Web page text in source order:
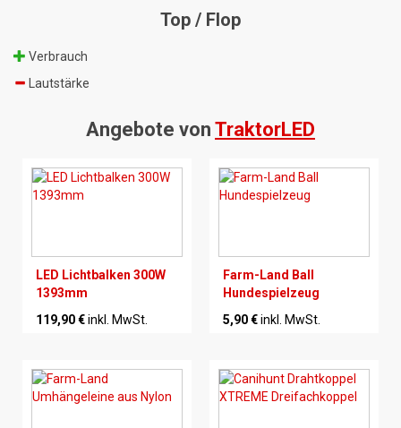
Top / Flop
Verbrauch
Lautstärke
Angebote von TraktorLED
LED Lichtbalken 300W
1393mm
119,90 €inkl. MwSt.
Farm-Land Ball
Hundespielzeug
5,90 €inkl. MwSt.